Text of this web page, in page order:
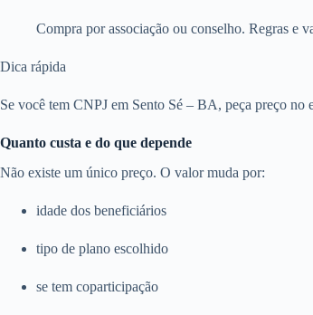
Compra por associação ou conselho. Regras e
Dica rápida
Se você tem CNPJ em Sento Sé – BA, peça preço no
Quanto custa e do que depende
Não existe um único preço. O valor muda por:
idade dos beneficiários
tipo de plano escolhido
se tem coparticipação